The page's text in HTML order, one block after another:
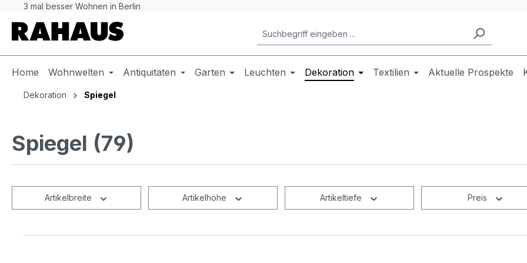
Hauptinhalt springen
Zur Suche springen
Zur Hauptnavigation springen
3 mal besser Wohnen in Berlin
Home Wohnwelten Antiquitäten Garten Leuchten Dekoration Textilien Aktuelle Prospekte
Dekoration Spiegel
Spiegel (79)
Artikelbreite Artikelhöhe Artikeltiefe Preis